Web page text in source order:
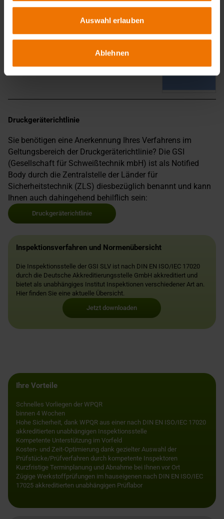
Auswahl erlauben
Ablehnen
Broschüre Verfahrensprüfung
Druckgeräterichtlinie
Sie benötigen eine Anerkennung Ihres Verfahrens im
Geltungsbereich der Druckgeräterichtlinie? Die GSI
(Gesellschaft für Schweißtechnik mbH) ist als Notified
Body durch die Zentralstelle der Länder für
Sicherheitstechnik (ZLS) diesbezüglich benannt und kann
Ihnen auch dahingehend behilflich sein:
Druckgeräterichtlinie
Inspektionsverfahren und Normenübersicht
Die Inspektionsstelle der GSI SLV ist nach DIN EN ISO/IEC 17020
durch die Deutsche Akkreditierungsstelle GmbH akkreditiert und
bietet als unabhängiges Institut Inspektionen verschiedener Art an.
Hier finden Sie eine aktuelle Übersicht.
Jetzt downloaden
Ihre Vorteile
Schnelles Vorliegen der WPQR
binnen 4 Wochen
Hohe Sicherheit, dank WPQR aus einer nach DIN EN ISO/IEC 17020
akkreditierten unabhängigen Inspektionsstelle
Kompetente Unterstützung im Vorfeld
Kosten- und Zeit-Optimierung dank gezielter Auswahl der
Prüfstücke/Prüfverfahren durch kompetente Inspektoren
Kurzfristige Terminplanung und Abnahme bei Ihnen vor Ort
Zügige Werkstoffprüfungen im hauseigenen nach DIN EN ISO/IEC
17025 akkreditierten unabhängigen Prüflabor